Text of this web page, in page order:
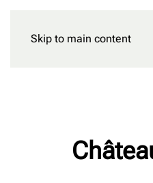
Skip to main content